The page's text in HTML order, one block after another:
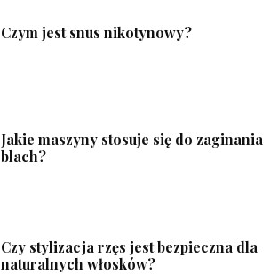
Czym jest snus nikotynowy?
Jakie maszyny stosuje się do zaginania
blach?
Czy stylizacja rzęs jest bezpieczna dla
naturalnych włosków?